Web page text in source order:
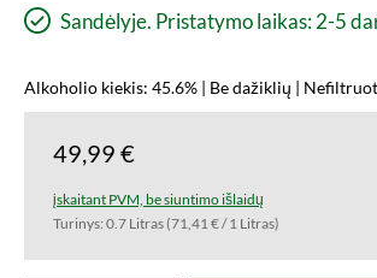
Sandėlyje. Pristatymo laikas: 2-5
Alkoholio kiekis: 45.6% | Be dažiklių |
49,99 €
įskaitant PVM, be siuntimo išlaidų
Turinys: 0.7 Litras(71,41 € / 1 Litras)